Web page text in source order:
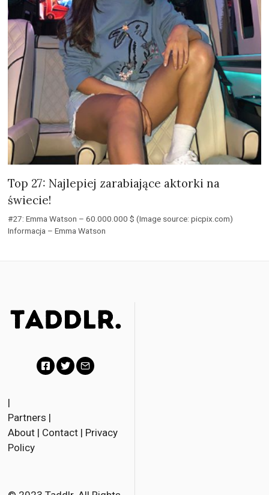
Top 27: Najlepiej zarabiające aktorki na
świecie!
#27: Emma Watson – 60.000.000 $ (Image source: picpix.com)
Informacja – Emma Watson
c
e
o
t
r
i
|
Partners |
About | Contact | Privacy
Policy